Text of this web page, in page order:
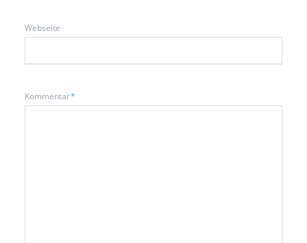
Webseite
Pflichtfeld
Kommentar*